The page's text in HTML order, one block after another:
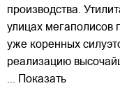
производства.
улицах мегаполисов
уже коренных
реализацию
... Показать